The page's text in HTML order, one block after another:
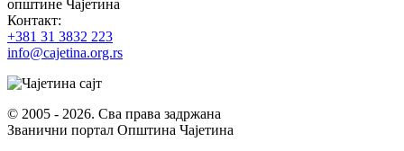
општине Чајетина
Контакт:
+381 31 3832 223
info@cajetina.org.rs
© 2005 - 2026. Сва права задржана
Званични портал Општина Чајетина